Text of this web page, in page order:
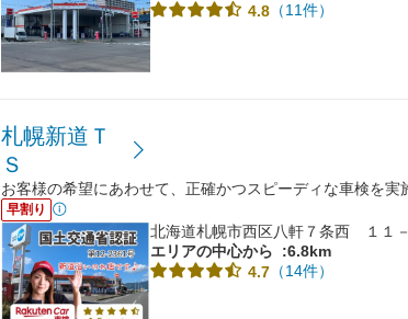
4.8 （11件）
札幌新道Ｔ
Ｓ
お客様の希望にあわせて、正確かつスピーディな車検を実
早割り
北海道札幌市西区八軒７条西 １１
エリアの中心から
:6.8km
4.7 （14件）